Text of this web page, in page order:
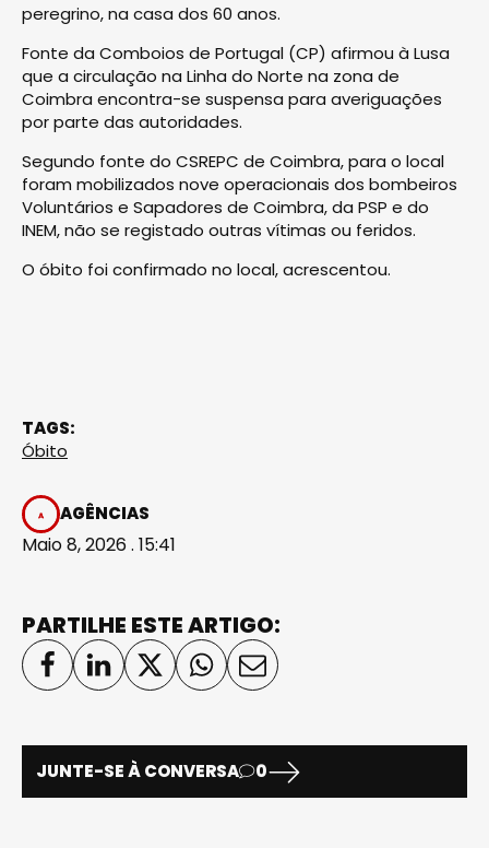
peregrino, na casa dos 60 anos.
Fonte da Comboios de Portugal (CP) afirmou à Lusa
que a circulação na Linha do Norte na zona de
Coimbra encontra-se suspensa para averiguações
por parte das autoridades.
Segundo fonte do CSREPC de Coimbra, para o local
foram mobilizados nove operacionais dos bombeiros
Voluntários e Sapadores de Coimbra, da PSP e do
INEM, não se registado outras vítimas ou feridos.
O óbito foi confirmado no local, acrescentou.
TAGS:
Óbito
AGÊNCIAS
Maio 8, 2026 . 15:41
PARTILHE ESTE ARTIGO:
JUNTE-SE À CONVERSA 0